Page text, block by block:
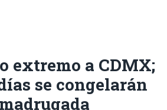
extremo a CDMX;
se congelarán